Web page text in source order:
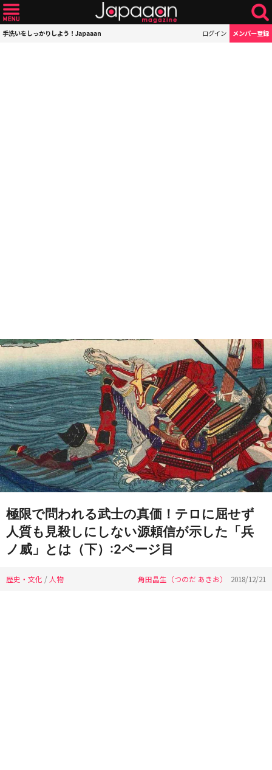
手洗いをしっかりしよう！Japaaan ログイン メンバー登録
極限で問われる武士の真価！テロに屈せず
人質も見殺しにしない源頼信が示した「兵
ノ威」とは（下）:2ページ目
歴史・文化 / 人物 角田晶生（つのだ あきお） 2018/12/21